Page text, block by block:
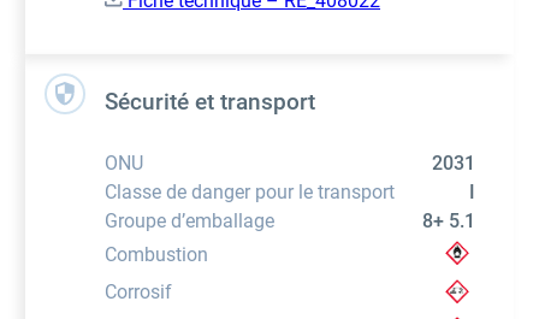
Sécurité et transport
ONU
2031
Classe de danger pour le transport
I
Groupe d’emballage
8+ 5.1
Combustion
Corrosif